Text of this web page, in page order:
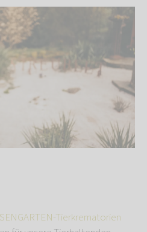
Tierkrematorien